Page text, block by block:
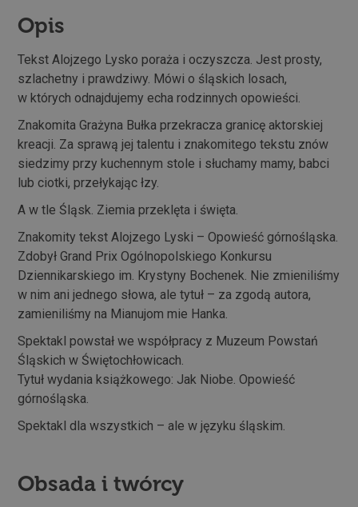
Opis
Tekst Alojzego Lysko poraża i oczyszcza. Jest prosty,
szlachetny i prawdziwy. Mówi o śląskich losach,
w których odnajdujemy echa rodzinnych opowieści.
Znakomita Grażyna Bułka przekracza granicę aktorskiej
kreacji. Za sprawą jej talentu i znakomitego tekstu znów
siedzimy przy kuchennym stole i słuchamy mamy, babci
lub ciotki, przełykając łzy.
A w tle Śląsk. Ziemia przeklęta i święta.
Znakomity tekst Alojzego Lyski – Opowieść górnośląska.
Zdobył Grand Prix Ogólnopolskiego Konkursu
Dziennikarskiego im. Krystyny Bochenek. Nie zmieniliśmy
w nim ani jednego słowa, ale tytuł – za zgodą autora,
zamieniliśmy na Mianujom mie Hanka.
Spektakl powstał we współpracy z Muzeum Powstań
Śląskich w Świętochłowicach.
Tytuł wydania książkowego: Jak Niobe. Opowieść
górnośląska.
Spektakl dla wszystkich – ale w języku śląskim.
Obsada i twórcy